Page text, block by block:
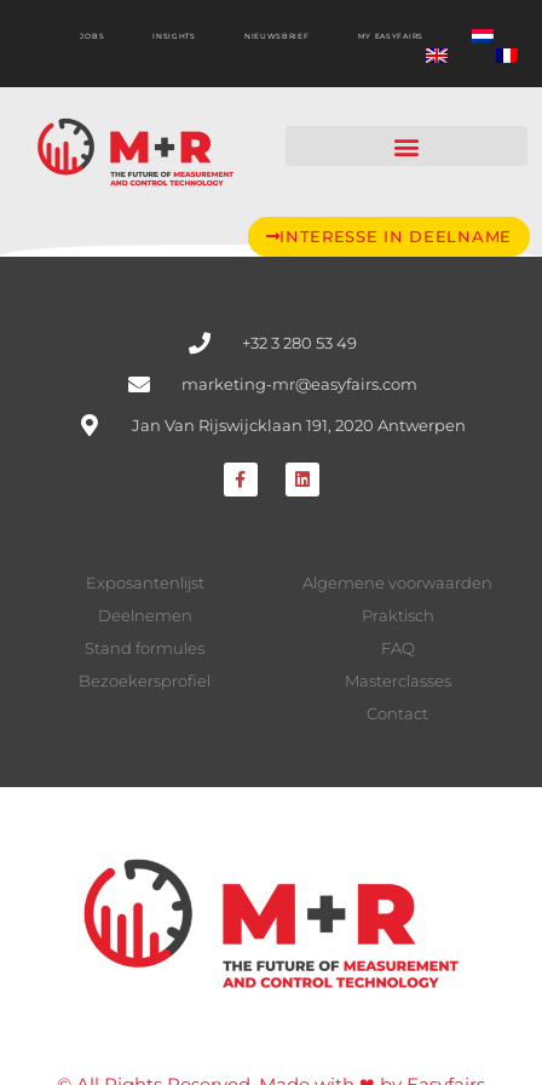
JOBS INSIGHTS NIEUWSBRIEF MY EASYFAIRS
INTERESSE IN DEELNAME
+32 3 280 53 49
marketing-mr@easyfairs.com
Jan Van Rijswijcklaan 191, 2020 Antwerpen
Exposantenlijst
Deelnemen
Stand formules
Bezoekersprofiel
Algemene voorwaarden
Praktisch
FAQ
Masterclasses
Contact